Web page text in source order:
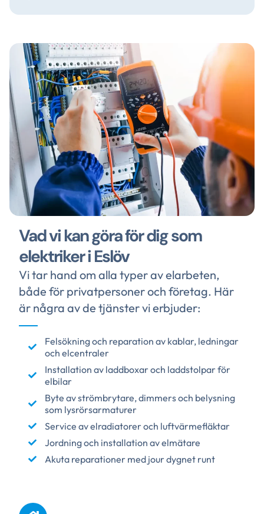
Vad vi kan göra för dig som
elektriker i Eslöv
Vi tar hand om alla typer av elarbeten,
både för privatpersoner och företag. Här
är några av de tjänster vi erbjuder:
Felsökning och reparation av kablar, ledningar
och elcentraler
Installation av laddboxar och laddstolpar för
elbilar
Byte av strömbrytare, dimmers och belysning
som lysrörsarmaturer
Service av elradiatorer och luftvärmefläktar
Jordning och installation av elmätare
Akuta reparationer med jour dygnet runt